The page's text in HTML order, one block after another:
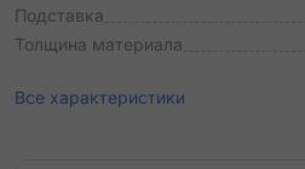
Подставка
Толщина материала
Все характеристики